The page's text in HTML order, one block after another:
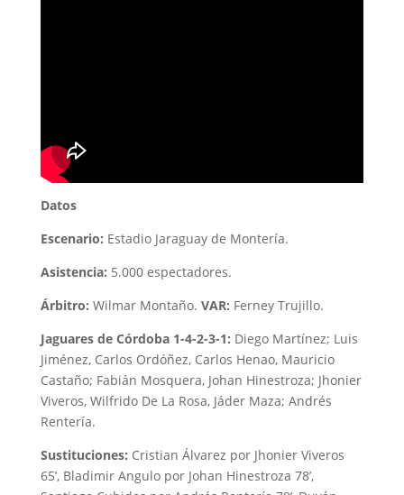
Datos
Escenario: Estadio Jaraguay de Montería.
Asistencia: 5.000 espectadores.
Árbitro: Wilmar Montaño. VAR: Ferney Trujillo.
Jaguares de Córdoba 1-4-2-3-1: Diego Martínez; Luis
Jiménez, Carlos Ordóñez, Carlos Henao, Mauricio
Castaño; Fabián Mosquera, Johan Hinestroza; Jhonier
Viveros, Wilfrido De La Rosa, Jáder Maza; Andrés
Rentería.
Sustituciones: Cristian Álvarez por Jhonier Viveros
65’, Bladimir Angulo por Johan Hinestroza 78’,